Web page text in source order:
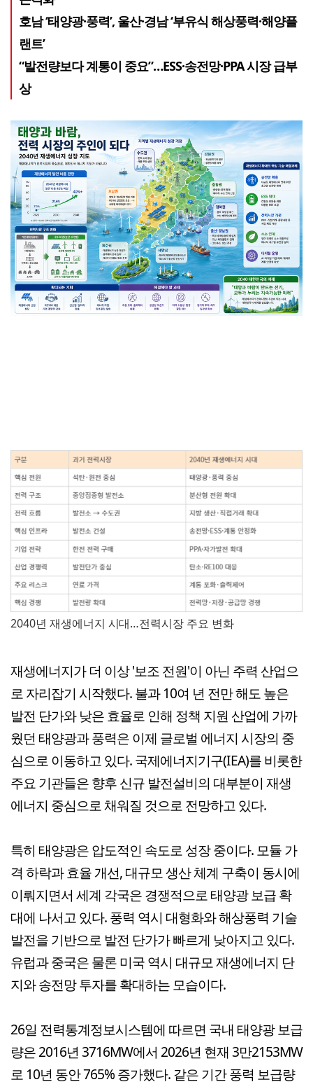
호남 ‘태양광·풍력’, 울산·경남 ‘부유식 해상풍력·해양플
랜트’
“발전량보다 계통이 중요”…ESS·송전망·PPA 시장 급부
상
2040년 재생에너지 시대…전력시장 주요 변화
재생에너지가 더 이상 '보조 전원'이 아닌 주력 산업으
로 자리잡기 시작했다. 불과 10여 년 전만 해도 높은
발전 단가와 낮은 효율로 인해 정책 지원 산업에 가까
웠던 태양광과 풍력은 이제 글로벌 에너지 시장의 중
심으로 이동하고 있다. 국제에너지기구(IEA)를 비롯한
주요 기관들은 향후 신규 발전설비의 대부분이 재생
에너지 중심으로 채워질 것으로 전망하고 있다.
특히 태양광은 압도적인 속도로 성장 중이다. 모듈 가
격 하락과 효율 개선, 대규모 생산 체계 구축이 동시에
이뤄지면서 세계 각국은 경쟁적으로 태양광 보급 확
대에 나서고 있다. 풍력 역시 대형화와 해상풍력 기술
발전을 기반으로 발전 단가가 빠르게 낮아지고 있다.
유럽과 중국은 물론 미국 역시 대규모 재생에너지 단
지와 송전망 투자를 확대하는 모습이다.
26일 전력통계정보시스템에 따르면 국내 태양광 보급
량은 2016년 3716MW에서 2026년 현재 3만2153MW
로 10년 동안 765% 증가했다. 같은 기간 풍력 보급량